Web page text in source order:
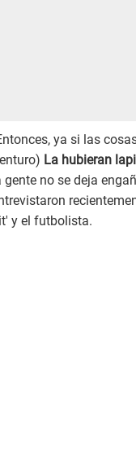
ya si las
La hubieran
gente no se deja
y el futbolista.